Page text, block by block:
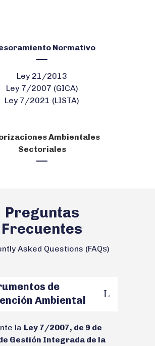
Normativo
Ley 21/2013
Ley 7/2007 (GICA)
Ley 7/2021 (LISTA)
Ambientales
Sectoriales
Preguntas
Frecuentes
Asked Questions (FAQS)
de
Ambiental
la Ley 7/2007, de 9 de
Gestión Integrada de la